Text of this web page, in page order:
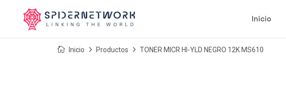
Inicio
Inicio Productos TONER MICR HI-YLD NEGRO 12K MS610